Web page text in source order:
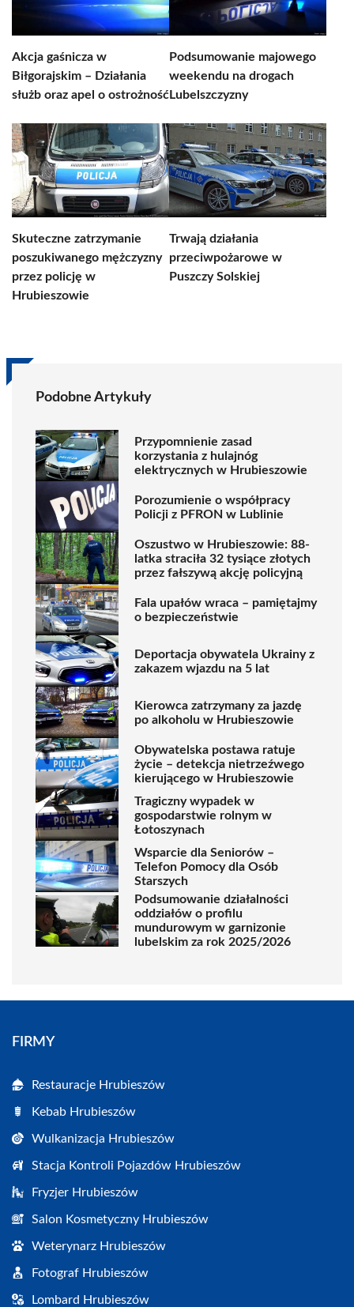
Akcja gaśnicza w
Biłgorajskim – Działania
służb oraz apel o ostrożność
Podsumowanie majowego
weekendu na drogach
Lubelszczyzny
Skuteczne zatrzymanie
poszukiwanego mężczyzny
przez policję w
Hrubieszowie
Trwają działania
przeciwpożarowe w
Puszczy Solskiej
Podobne Artykuły
Przypomnienie zasad
korzystania z hulajnóg
elektrycznych w Hrubieszowie
Porozumienie o współpracy
Policji z PFRON w Lublinie
Oszustwo w Hrubieszowie: 88-
latka straciła 32 tysiące złotych
przez fałszywą akcję policyjną
Fala upałów wraca – pamiętajmy
o bezpieczeństwie
Deportacja obywatela Ukrainy z
zakazem wjazdu na 5 lat
Kierowca zatrzymany za jazdę
po alkoholu w Hrubieszowie
Obywatelska postawa ratuje
życie – detekcja nietrzeźwego
kierującego w Hrubieszowie
Tragiczny wypadek w
gospodarstwie rolnym w
Łotoszynach
Wsparcie dla Seniorów –
Telefon Pomocy dla Osób
Starszych
Podsumowanie działalności
oddziałów o profilu
mundurowym w garnizonie
lubelskim za rok 2025/2026
FIRMY
Restauracje Hrubieszów
Kebab Hrubieszów
Wulkanizacja Hrubieszów
Stacja Kontroli Pojazdów Hrubieszów
Fryzjer Hrubieszów
Salon Kosmetyczny Hrubieszów
Weterynarz Hrubieszów
Fotograf Hrubieszów
Lombard Hrubieszów